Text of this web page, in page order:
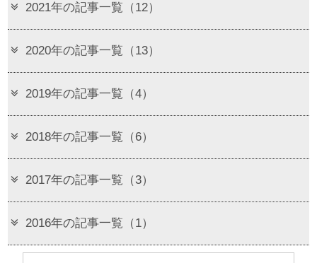
2021年の記事一覧（12）
2020年の記事一覧（13）
2019年の記事一覧（4）
2018年の記事一覧（6）
2017年の記事一覧（3）
2016年の記事一覧（1）